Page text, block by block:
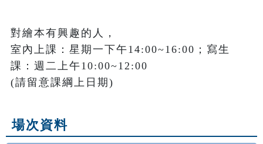
對繪本有興趣的人，
室內上課：星期一下午14:00~16:00；寫生
課：週二上午10:00~12:00
(請留意課綱上日期)
場次資料